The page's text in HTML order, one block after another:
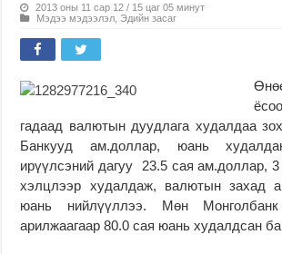
2013 оны 11 сар 12 / 15 цаг 05 минут
Мэдээ мэдээлэл Эдийн засаг
гадаад валютын дуудлага худалдаа
Банкууд ам.доллар, юань
ирүүлсэний дагуу 23.5 сая ам.доллар,
хэлцлээр худалдаж, валютын захад
юань нийлүүллээ. Мөн
арилжаагаар 80.0 сая юань худалдсан